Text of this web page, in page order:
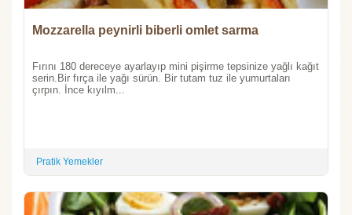
Mozzarella peynirli biberli omlet sarma
Fırını 180 dereceye ayarlayıp mini pişirme tepsinize yağlı kağıt
serin.Bir fırça ile yağı sürün. Bir tutam tuz ile yumurtaları
çırpın. İnce kıyılm...
Pratik Yemekler